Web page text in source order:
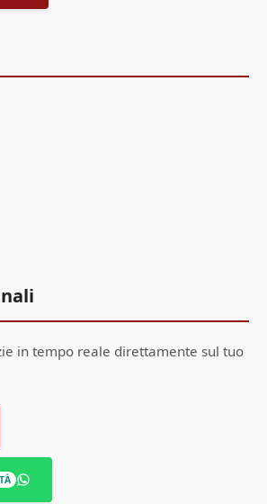
in tempo reale direttamente sul tuo